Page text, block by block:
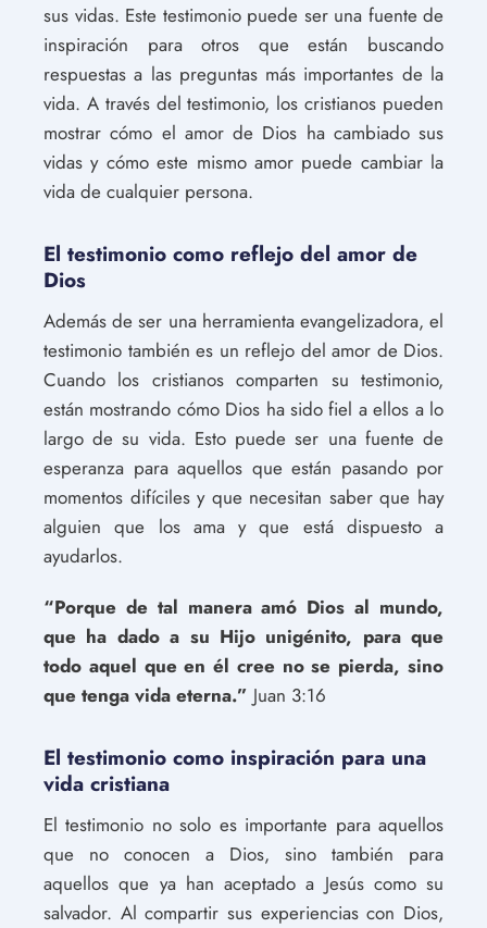
sus vidas. Este testimonio puede ser una fuente de
inspiración para otros que están buscando
respuestas a las preguntas más importantes de la
vida. A través del testimonio, los cristianos pueden
mostrar cómo el amor de Dios ha cambiado sus
vidas y cómo este mismo amor puede cambiar la
vida de cualquier persona.
El testimonio como reflejo del amor de
Dios
Además de ser una herramienta evangelizadora, el
testimonio también es un reflejo del amor de Dios.
Cuando los cristianos comparten su testimonio,
están mostrando cómo Dios ha sido fiel a ellos a lo
largo de su vida. Esto puede ser una fuente de
esperanza para aquellos que están pasando por
momentos difíciles y que necesitan saber que hay
alguien que los ama y que está dispuesto a
ayudarlos.
“Porque de tal manera amó Dios al mundo,
que ha dado a su Hijo unigénito, para que
todo aquel que en él cree no se pierda, sino
que tenga vida eterna.” Juan 3:16
El testimonio como inspiración para una
vida cristiana
El testimonio no solo es importante para aquellos
que no conocen a Dios, sino también para
aquellos que ya han aceptado a Jesús como su
salvador. Al compartir sus experiencias con Dios,